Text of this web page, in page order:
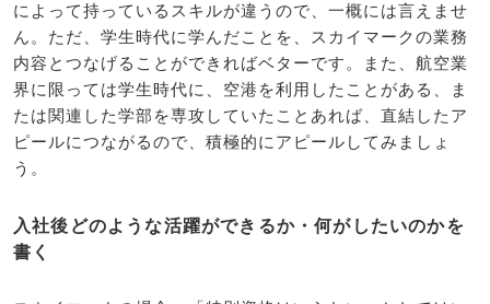
によって持っているスキルが違うので、一概には言えませ
ん。ただ、学生時代に学んだことを、スカイマークの業務
内容とつなげることができればベターです。また、航空業
界に限っては学生時代に、空港を利用したことがある、ま
たは関連した学部を専攻していたことあれば、直結したア
ピールにつながるので、積極的にアピールしてみましょ
う。
入社後どのような活躍ができるか・何がしたいのかを
書く